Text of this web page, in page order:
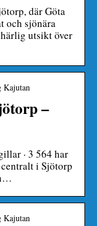
där Göta
och sjönära
utsikt över
Kajutan
–
· 3 564 har
i Sjötorp
Kajutan